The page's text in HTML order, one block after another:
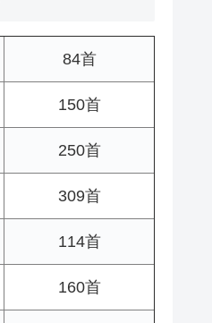
84首
150首
250首
309首
114首
160首